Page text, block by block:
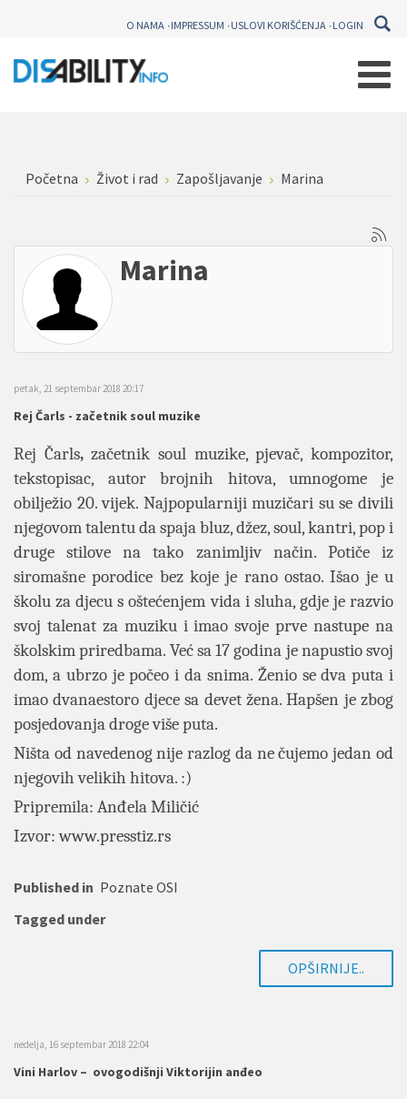
O NAMA IMPRESSUM USLOVI KORIŠĆENJA LOGIN
Početna Život i rad Zapošljavanje Marina
Marina
petak, 21 septembar 2018 20:17
Rej Čarls - začetnik soul muzike
Rej Čarls,začetnik soul muzike, pjevač, kompozitor,
tekstopisac, autor brojnih hitova, umnogome je
obilježio 20. vijek. Najpopularniji muzičari su se divili
njegovom talentu da spaja bluz, džez, soul, kantri, pop i
druge stilove na tako zanimljiv način. Potiče iz
siromašne porodice bez koje je rano ostao. Išao je u
školu za djecu s oštećenjem vida i sluha, gdje je razvio
svoj talenat za muziku i imao svoje prve nastupe na
školskim priredbama. Već sa 17 godina je napustio svoj
dom, a ubrzo je počeo i da snima. Ženio se dva puta i
imao dvanaestoro djece sa devet žena. Hapšen je zbog
posjedovanja droge više puta.
Ništa od navedenog nije razlog da ne čujemo jedan od
njegovih velikih hitova. :)
Pripremila: Anđela Miličić
Izvor:www.presstiz.rs
Published in Poznate OSI
Tagged under
OPŠIRNIJE..
nedelja, 16 septembar 2018 22:04
Vini Harlov – ovogodišnji Viktorijin anđeo